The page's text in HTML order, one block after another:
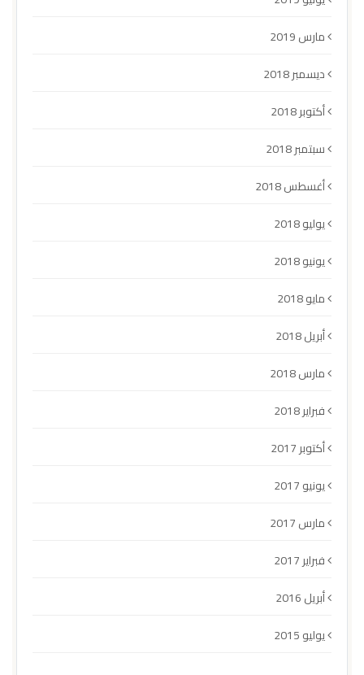
مارس 2019
ديسمبر 2018
أكتوبر 2018
سبتمبر 2018
أغسطس 2018
يوليو 2018
يونيو 2018
مايو 2018
أبريل 2018
مارس 2018
فبراير 2018
أكتوبر 2017
يونيو 2017
مارس 2017
فبراير 2017
أبريل 2016
يوليو 2015